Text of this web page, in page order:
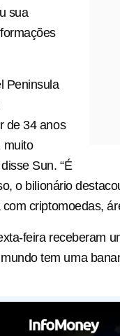
sua
Peninsula
de 34 anos
muito
Sun. “É
o bilionário
criptomoedas,
feira receberam
tem uma